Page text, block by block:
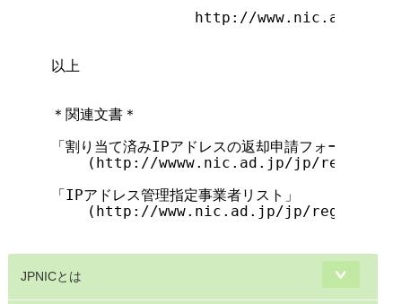
http://www.nic.ad.jp/
以上
＊関連文書＊
「割り当て済みIPアドレスの返却申請フォーム」
(http://wwww.nic.ad.jp/jp/regist/
「IPアドレス管理指定事業者リスト」
(http://www.nic.ad.jp/jp/regist/
JPNICとは